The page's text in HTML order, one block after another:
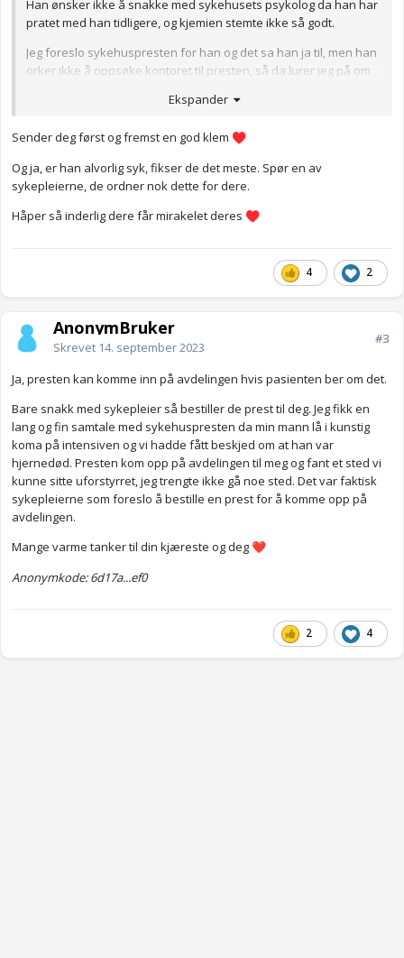
Han ønsker ikke å snakke med sykehusets psykolog da han har
pratet med han tidligere, og kjemien stemte ikke så godt.
Jeg foreslo sykehuspresten for han og det sa han ja til, men han
orker ikke å oppsøke kontoret til presten, så da lurer jeg på om
Anonymkode: 2d91e...672
Ekspander
Sender deg først og fremst en god klem ♥️
Og ja, er han alvorlig syk, fikser de det meste. Spør en av
sykepleierne, de ordner nok dette for dere.
Håper så inderlig dere får mirakelet deres ♥️
4 2
AnonymBruker
Skrevet 14. september 2023
#3
Ja, presten kan komme inn på avdelingen hvis pasienten ber om det.
Bare snakk med sykepleier så bestiller de prest til deg. Jeg fikk en
lang og fin samtale med sykehuspresten da min mann lå i kunstig
koma på intensiven og vi hadde fått beskjed om at han var
hjernedød. Presten kom opp på avdelingen til meg og fant et sted vi
kunne sitte uforstyrret, jeg trengte ikke gå noe sted. Det var faktisk
sykepleierne som foreslo å bestille en prest for å komme opp på
avdelingen.
Mange varme tanker til din kjæreste og deg ❤️
Anonymkode: 6d17a...ef0
2 4